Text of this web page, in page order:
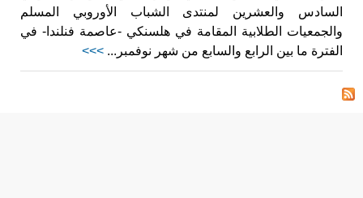
السادس والعشرين لمنتدى الشباب الأوروبي المسلم
والجمعيات الطلابية المقامة في هلسنكي -عاصمة فنلندا- في
الفترة ما بين الرابع والسابع من شهر نوفمبر... >>>